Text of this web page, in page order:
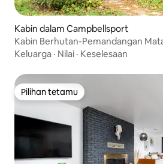
Kabin dalam Campbellsport
Kabin Berhutan-Pemandangan
Tasik/Kayak ke Bar Tiki
Keluarga · Nilai · Keselesaan
Pilihan tetamu
Pilihan tetamu